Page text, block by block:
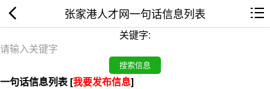
张家港人才网一句话信息列表
关键字:
一句话信息列表 [我要发布信息]